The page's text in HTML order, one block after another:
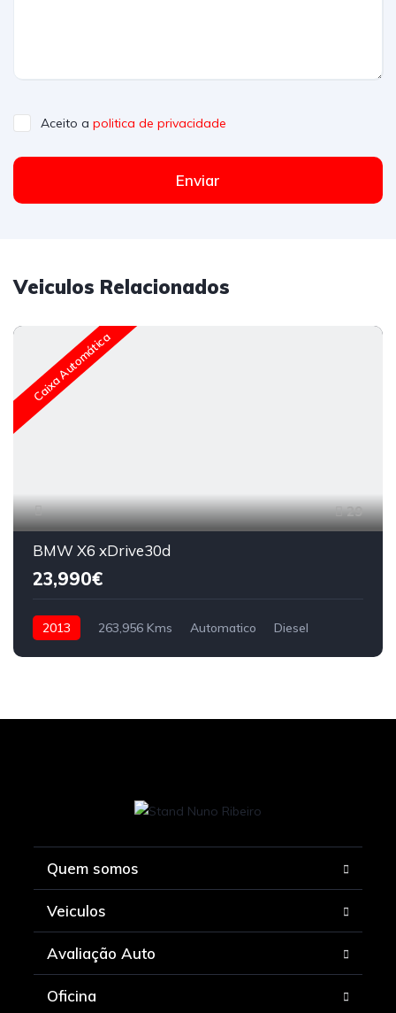
Aceito a politica de privacidade
Enviar
Veiculos Relacionados
Caixa Automática
29
BMW X6 xDrive30d
23,990€
2013 263,956 Kms Automatico Diesel
Quem somos
Veiculos
Avaliação Auto
Oficina